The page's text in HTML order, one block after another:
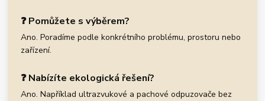
❓ Pomůžete s výběrem?
Ano. Poradíme podle konkrétního problému, prostoru nebo
zařízení.
❓ Nabízíte ekologická řešení?
Ano. Například ultrazvukové a pachové odpuzovače bez